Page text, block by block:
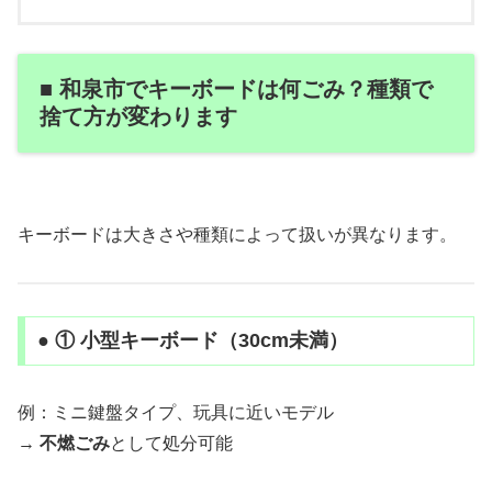
■ 和泉市でキーボードは何ごみ？種類で
捨て方が変わります
キーボードは大きさや種類によって扱いが異なります。
● ① 小型キーボード（30cm未満）
例：ミニ鍵盤タイプ、玩具に近いモデル
→ 不燃ごみとして処分可能